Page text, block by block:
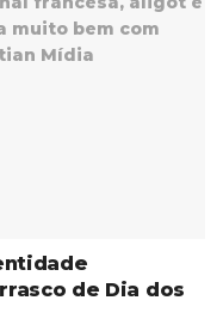
de Dia dos